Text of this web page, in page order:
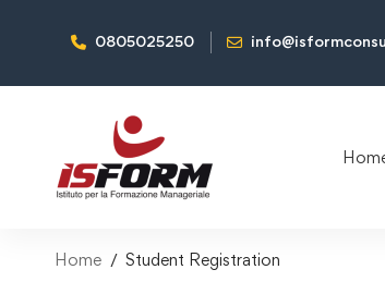
0805025250
Home Student Registration